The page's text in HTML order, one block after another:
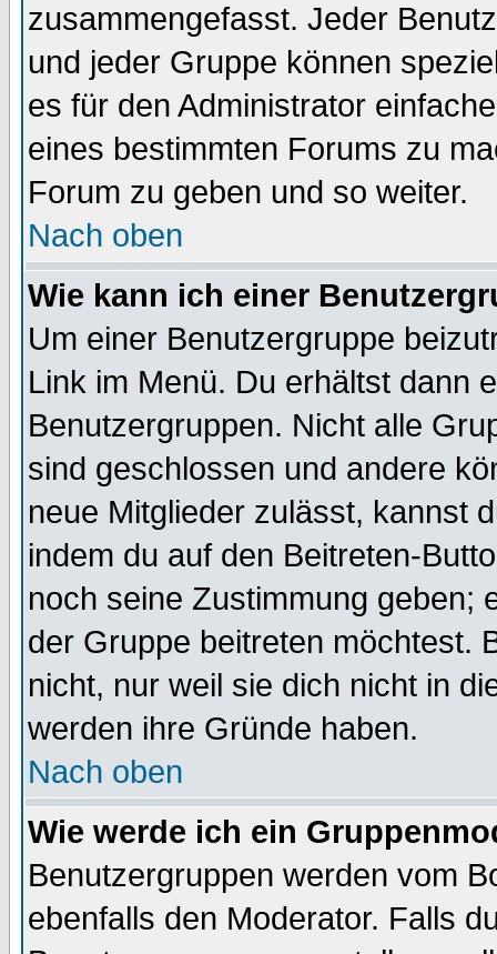
zusammengefasst. Jeder
und jeder Gruppe können
es für den Administrator
eines bestimmten Forums zu
Forum zu geben und so weiter.
Nach oben
Wie kann ich einer
Um einer Benutzergruppe
Link im Menü. Du erhältst dann
Benutzergruppen. Nicht alle
sind geschlossen und andere
neue Mitglieder zulässt, kannst
indem du auf den Beitreten-
noch seine Zustimmung geben;
der Gruppe beitreten möchtest.
nicht, nur weil sie dich nicht in
werden ihre Gründe haben.
Nach oben
Wie werde ich ein
Benutzergruppen werden vom
ebenfalls den Moderator. Falls